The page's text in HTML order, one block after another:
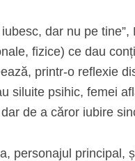
dar nu pe
fizice) ce dau
printr-o reflexie
siluite psihic, femei
de a căror iubire
personajul principal,